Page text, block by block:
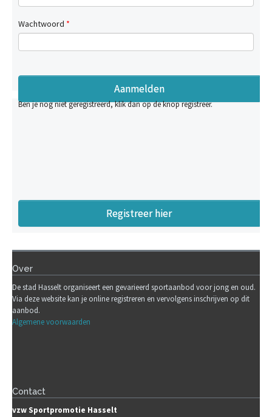
Wachtwoord *
Ben je nog niet geregistreerd, klik dan op de knop registreer.
Registreer hier
Over
De stad Hasselt organiseert een gevarieerd sportaanbod voor jong en oud.
Via deze website kan je online registreren en vervolgens inschrijven op dit
aanbod.
Algemene voorwaarden
Contact
vzw Sportpromotie Hasselt